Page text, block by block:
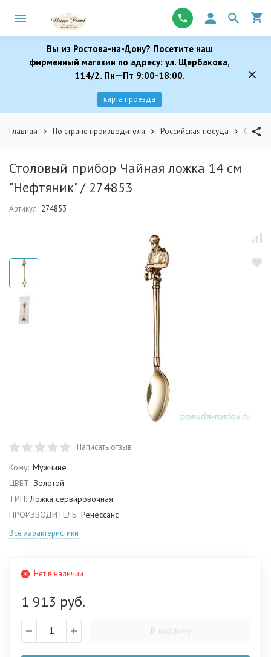
Вы из Ростова-на-Дону? Посетите наш
фирменный магазин по адресу: ул. Щербакова,
114/2. Пн—Пт 9:00-18:00.
карта проезда
Главная По стране производителя Российская посуда
Столовый прибор Чайная ложка 14 см
"Нефтяник" / 274853
Артикул: 274853
Написать отзыв
Кому: Мужчине
ЦВЕТ: Золотой
ТИП: Ложка сервировочная
ПРОИЗВОДИТЕЛЬ: Ренессанс
Все характеристики
Нет в наличии
1 913 руб.
В корзину